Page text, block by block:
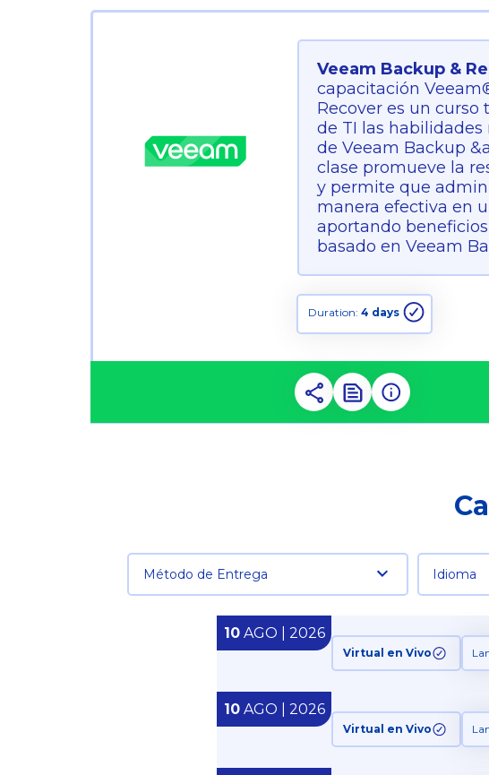
Veeam Backup &
capacitación
Recover es un
de TI las
de Veeam Backup
clase promueve la
y permite que
manera efectiva en
aportando
basado en Veeam
Duration:4 days
Método de Entrega Idioma
10 AGO | 2026
Virtual en Vivo
10 AGO | 2026
Virtual en Vivo